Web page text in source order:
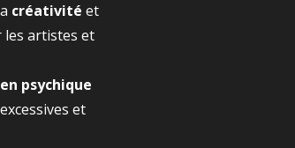
créativité et
les artistes et
psychique
et